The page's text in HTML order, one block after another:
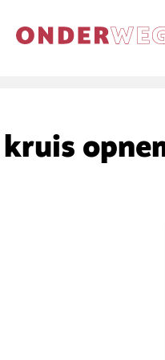
kruis